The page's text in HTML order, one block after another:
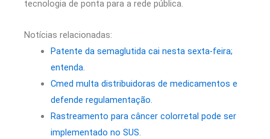
tecnologia de ponta para a rede pública.
Notícias relacionadas:
Patente da semaglutida cai nesta sexta-feira;
entenda.
Cmed multa distribuidoras de medicamentos e
defende regulamentação.
Rastreamento para câncer colorretal pode ser
implementado no SUS.